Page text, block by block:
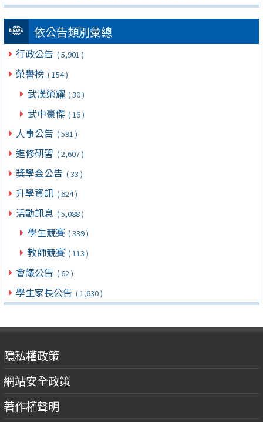
依公告類別彙總
行政公告 ( 5,901 )
榮譽榜 ( 154 )
武漢榮耀 ( 30 )
武中豪傑 ( 16 )
人事公告 ( 591 )
進修研習 ( 2,607 )
獎學金公告 ( 33 )
升學資訊 ( 624 )
活動訊息 ( 5,088 )
學生競賽 ( 339 )
教師競賽 ( 113 )
會議公告 ( 62 )
學生家長公告 ( 1,630 )
隱私權政策
網站安全政策
著作權聲明